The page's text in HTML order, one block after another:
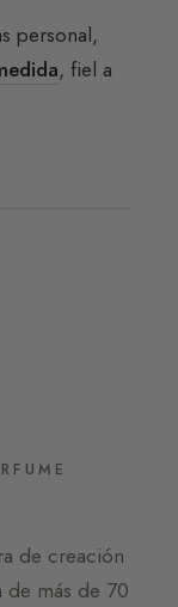
personal,
, fiel a
de creación
de más de 70